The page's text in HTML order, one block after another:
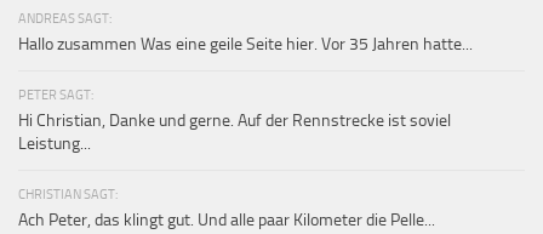
ANDREAS SAGT:
Hallo zusammen Was eine geile Seite hier. Vor 35 Jahren hatte...
PETER SAGT:
Hi Christian, Danke und gerne. Auf der Rennstrecke ist soviel
Leistung...
CHRISTIAN SAGT:
Ach Peter, das klingt gut. Und alle paar Kilometer die Pelle...